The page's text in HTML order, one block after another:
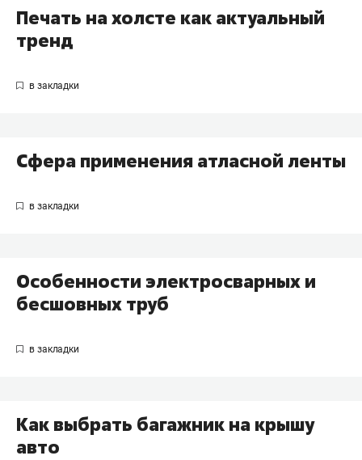
Печать на холсте как актуальный
тренд
Сфера применения атласной ленты
Особенности электросварных и
бесшовных труб
Как выбрать багажник на крышу
авто